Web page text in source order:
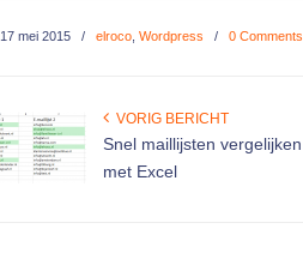
17 mei 2015 / elroco Wordpress / 0 Comments
VORIG BERICHT
Snel maillijsten vergelijken
met Excel